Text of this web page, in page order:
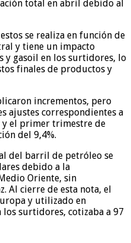
total en abril debido al
se realiza en función de
y tiene un impacto
y gasoil en los surtidores, lo
finales de productos y
incrementos, pero
ajustes correspondientes a
y el primer trimestre de
del 9,4%.
del barril de petróleo se
debido a la
Oriente, sin
Al cierre de esta nota, el
y utilizado en
surtidores, cotizaba a 97